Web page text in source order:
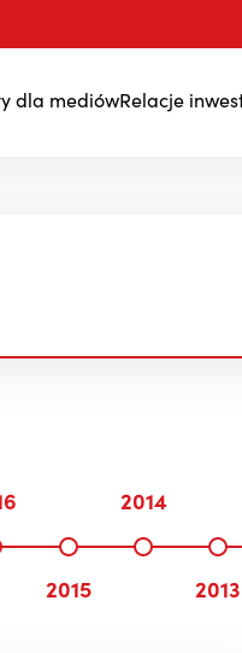
dla mediówRelacje
2015
2014
2013